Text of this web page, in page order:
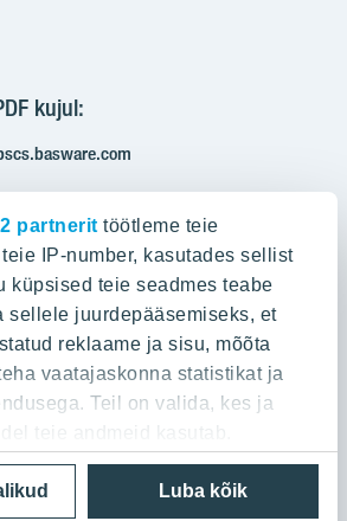
partnerit töötleme teie
IP-number, kasutades sellist
küpsised teie seadmes teabe
sellele juurdepääsemiseks, et
reklaame ja sisu, mõõta
vaatajaskonna statistikat ja
Teil on valida, kes ja
ka:
Luba kõik
kujul:
Cookie settings